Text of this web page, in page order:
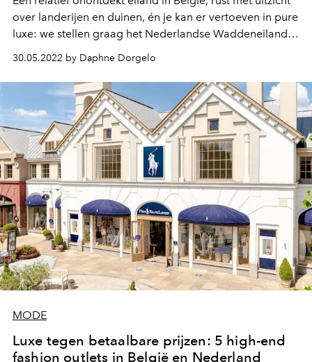
over landerijen en duinen, én je kan er vertoeven in pure
luxe: we stellen graag het Nederlandse Waddeneiland
30.05.2022 by Daphne Dorgelo
MODE
Luxe tegen betaalbare prijzen: 5 high-end
fashion outlets in België en Nederland